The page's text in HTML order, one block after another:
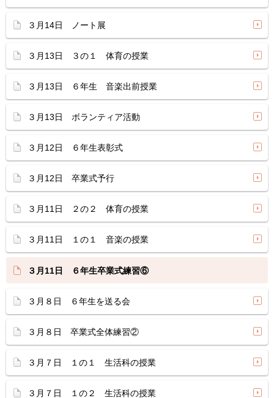
３月14日 ノート展
３月13日 ３の１ 体育の授業
３月13日 ６年生 音楽出前授業
３月13日 ボランティア活動
３月12日 ６年生表彰式
３月12日 卒業式予行
３月11日 ２の２ 体育の授業
３月11日 １の１ 音楽の授業
３月11日 ６年生卒業式練習⑥
３月８日 ６年生を送る会
３月８日 卒業式全体練習②
３月７日 １の１ 生活科の授業
３月７日 １の２ 生活科の授業